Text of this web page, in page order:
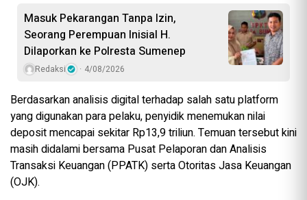
Masuk Pekarangan Tanpa Izin,
Seorang Perempuan Inisial H.
Dilaporkan ke Polresta Sumenep
Redaksi 4/08/2026
Berdasarkan analisis digital terhadap salah satu platform
yang digunakan para pelaku, penyidik menemukan nilai
deposit mencapai sekitar Rp13,9 triliun. Temuan tersebut kini
masih didalami bersama Pusat Pelaporan dan Analisis
Transaksi Keuangan (PPATK) serta Otoritas Jasa Keuangan
(OJK).